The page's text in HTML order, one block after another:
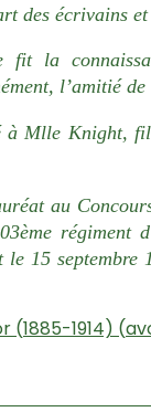
des écrivains et
fit la
l’amitié
à Mlle Knight,
au
régiment
15
(1885-1914)